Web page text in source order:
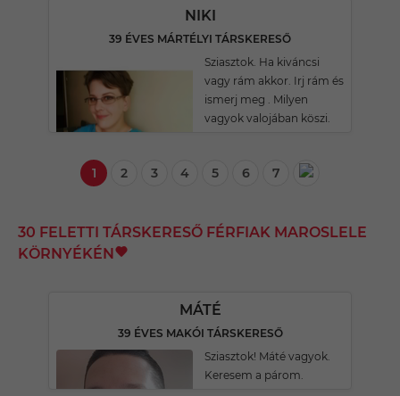
NIKI
39 ÉVES MÁRTÉLYI TÁRSKERESŐ
Sziasztok. Ha kiváncsi
vagy rám akkor. Irj rám és
ismerj meg . Milyen
vagyok valojában köszi.
1 2 3 4 5 6 7
30 FELETTI TÁRSKERESŐ FÉRFIAK MAROSLELE
KÖRNYÉKÉN
MÁTÉ
39 ÉVES MAKÓI TÁRSKERESŐ
Sziasztok! Máté vagyok.
Keresem a párom.